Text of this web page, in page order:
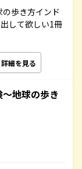
歩き方インド
して欲しい1冊
詳細を見る
地球の歩き